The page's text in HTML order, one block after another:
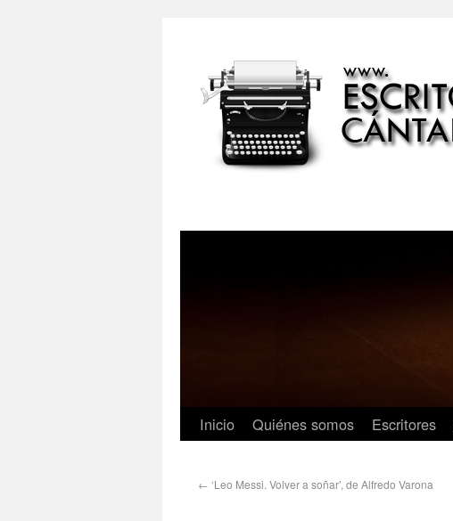
Inicio Quiénes somos Escritores
← ‘Leo Messi. Volver a soñar’, de Alfredo Varona